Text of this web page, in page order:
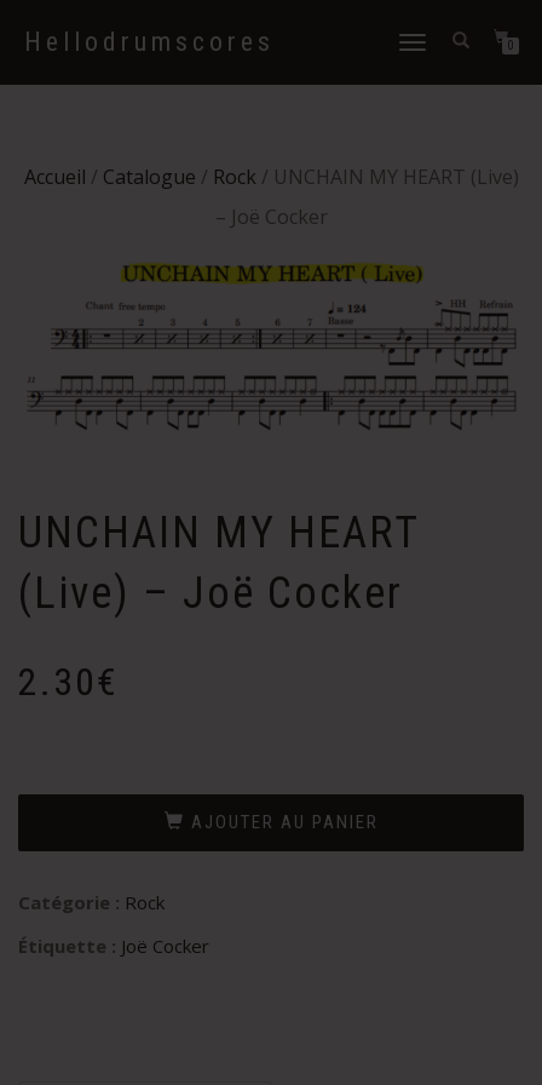
Hellodrumscores
Déplier
navigation
0
Accueil / Catalogue / Rock / UNCHAIN MY HEART (Live)
– Joë Cocker
UNCHAIN MY HEART
(Live) – Joë Cocker
2.30€
AJOUTER AU PANIER
Catégorie : Rock
Étiquette : Joë Cocker